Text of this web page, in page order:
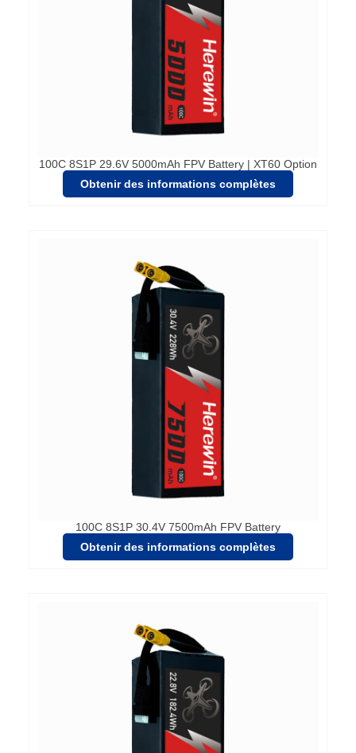
100C 8S1P 29.6V 5000mAh FPV Battery | XT60 Option
Obtenir des informations complètes
100C 8S1P 30.4V 7500mAh FPV Battery
Obtenir des informations complètes